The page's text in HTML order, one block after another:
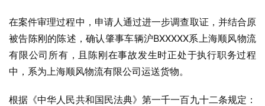
在案件审理过程中，申请人通过进一步调查取证，并结合原
被告陈刚的陈述，确认肇事车辆沪BXXXXX系上海顺风物流
有限公司所有，且陈刚在事故发生时正处于执行职务过程
中，系为上海顺风物流有限公司运送货物。
根据《中华人民共和国民法典》第一千一百九十二条规定：